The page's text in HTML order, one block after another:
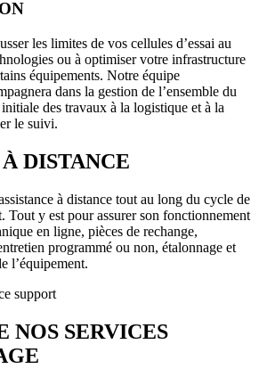
les limites de vos cellules d’essai au
ou à optimiser votre infrastructure
équipements. Notre équipe
dans la gestion de l’ensemble du
des travaux à la logistique et à la
le suivi.
DISTANCE
à distance tout au long du cycle de
Tout y est pour assurer son fonctionnement
en ligne, pièces de rechange,
programmé ou non, étalonnage et
l’équipement.
NOS SERVICES